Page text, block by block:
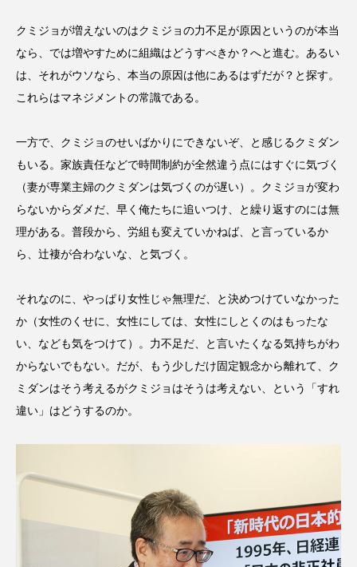
クミジョが増えないのはクミジョの力不足が原因というのが本当
なら、では増やすために組織はどうすべきか？へと進む。あるい
は、それがウソなら、本当の原因は他にあるはずだが？と探す。
これらはマネジメントの常識である。
一方で、クミジョのせいばかりにできないぞ、と感じるクミダン
もいる。家族責任などで時間制約が全然違う点にはすぐに気づく
（妻が専業主婦のクミダンは気づくのが遅い）。クミジョが変わ
らないからダメだ、早く俺たちに追いつけ、と繰り返すのには無
理がある。普段から、労組も変えていかねば、と言っているか
ら、辻褄が合わないな、と気づく。
それなのに、やっぱり女性じゃ無理だ、と決めつけていなかった
か（女性のくせに、女性にしては、女性にしとくのはもったな
い、なども気をつけて）。力不足だ、と言いたくなる気持ちがわ
からないでもない。だが、もう少しだけ固定観念から離れて、ク
ミダンはそう考えるがクミジョはそうは考えない、という「すれ
違い」はどうするのか。